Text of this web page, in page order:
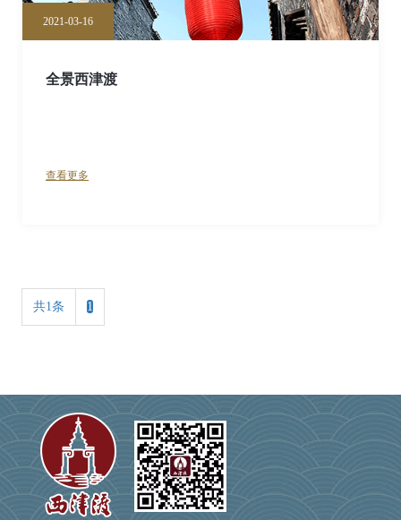
2021-03-16
全景西津渡
查看更多
共1条 1